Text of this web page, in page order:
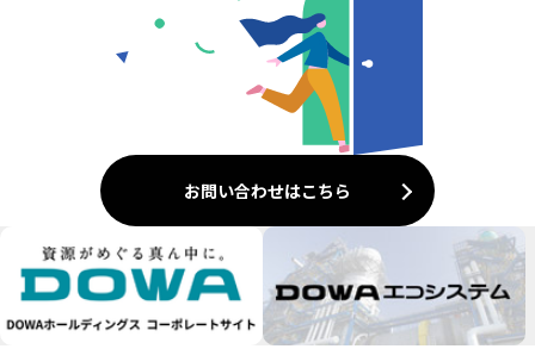
お問い合わせはこちら